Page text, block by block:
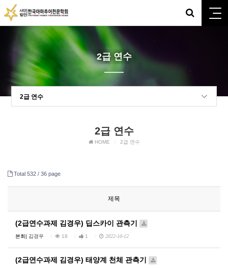
2급 연수
2급 연수
2급 연수
HOME 2급 연수
Total 532 / 36 page
제목
(2급연수과제 김경우) 딥스카이 관측기
본회| 김경우 18 1 2022-10-12
(2급연수과제 김경우) 태양계 천체 관측기